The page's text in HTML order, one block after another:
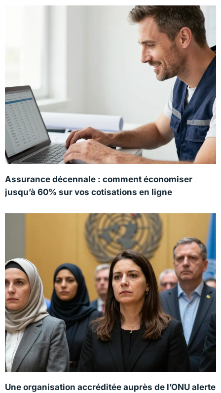
Assurance décennale : comment économiser
jusqu’à 60% sur vos cotisations en ligne
Une organisation accréditée auprès de l’ONU alerte